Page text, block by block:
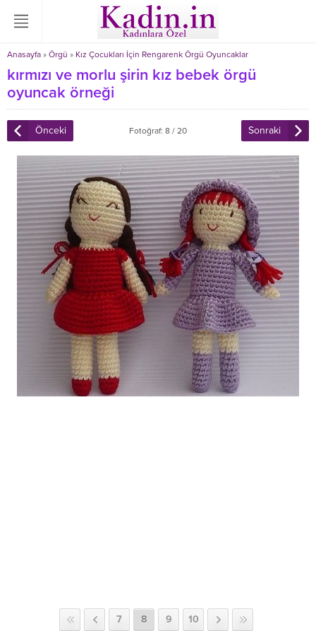
Anasayfa » Örgü » Kız Çocukları İçin Rengarenk Örgü Oyuncaklar
kırmızı ve morlu şirin kız bebek örgü
oyuncak örneği
Önceki Fotoğraf: 8 / 20 Sonraki
7 8 9 10